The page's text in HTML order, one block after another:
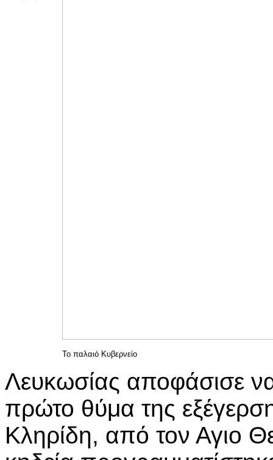
Το παλαιό Κυβερνείο
Λευκωσίας αποφάσισε
πρώτο θύμα της
Κληρίδη, από τον Αγιο